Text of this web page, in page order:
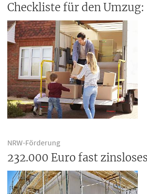
Checkliste für den Umzug:
NRW-Förderung
232.000 Euro fast